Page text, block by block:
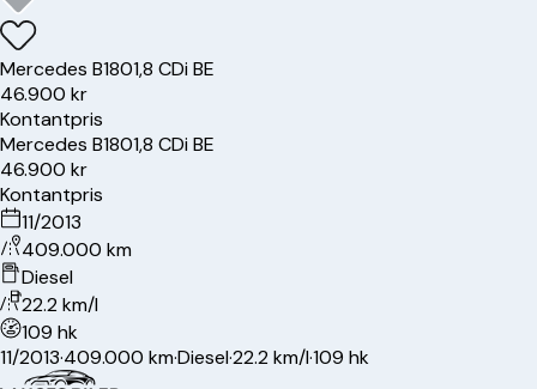
Mercedes B1801,8 CDi BE
46.900 kr
Kontantpris
Mercedes B1801,8 CDi BE
46.900 kr
Kontantpris
11/2013
409.000 km
Diesel
22.2 km/l
109 hk
11/2013·409.000 km·Diesel·22.2 km/l·109 hk